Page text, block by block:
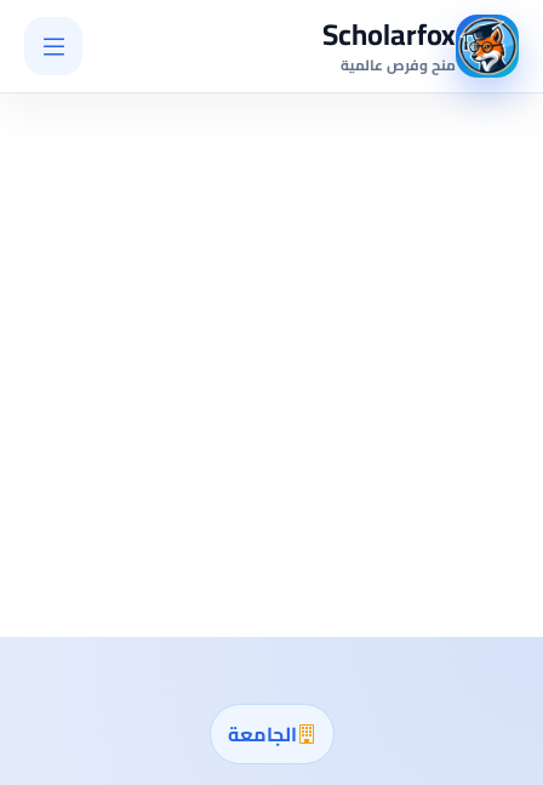
Scholarfox
منح وفرص عالمية
الجامعة